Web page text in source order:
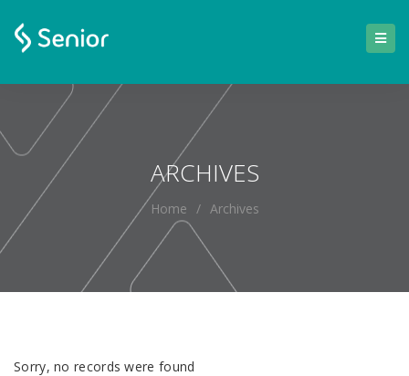
ARCHIVES
Home / Archives
Sorry, no records were found